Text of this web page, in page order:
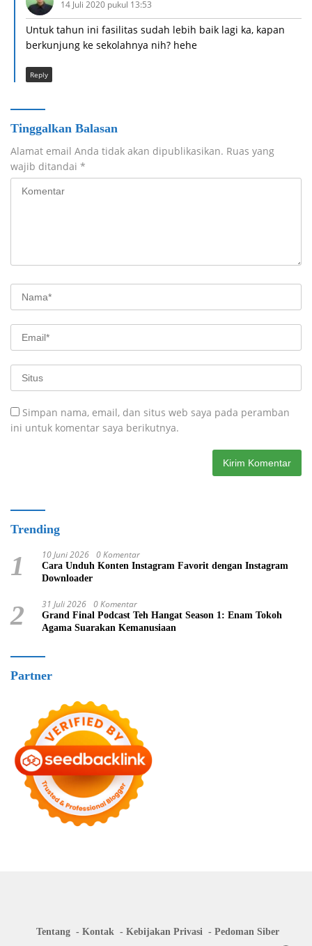
14 Juli 2020 pukul 13:53
Untuk tahun ini fasilitas sudah lebih baik lagi ka, kapan
berkunjung ke sekolahnya nih? hehe
Reply
Tinggalkan Balasan
Alamat email Anda tidak akan dipublikasikan. Ruas yang
wajib ditandai *
Simpan nama, email, dan situs web saya pada peramban
ini untuk komentar saya berikutnya.
Trending
1 10 Juni 2026 0 Komentar
Cara Unduh Konten Instagram Favorit dengan Instagram
Downloader
2 31 Juli 2026 0 Komentar
Grand Final Podcast Teh Hangat Season 1: Enam Tokoh
Agama Suarakan Kemanusiaan
Partner
Tentang Kontak Kebijakan Privasi
Pedoman Siber